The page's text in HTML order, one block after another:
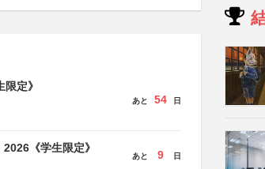
定》
あと 54 日
《学生限定》
あと 9 日